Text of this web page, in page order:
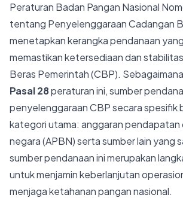
Peraturan Badan Pangan Nasional
tentang Penyelenggaraan Cadangan
menetapkan kerangka pendanaan
memastikan ketersediaan dan
Beras Pemerintah (CBP).
Pasal 28peraturan ini, sumber
penyelenggaraan CBP secara spesifik
kategori utama: anggaran pendapatan
negara (APBN) serta sumber lain yang
sumber pendanaan ini merupakan
untuk menjamin keberlanjutan
menjaga ketahanan pangan nasional.